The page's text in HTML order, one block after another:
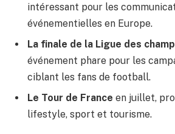
intéressant pour les
événementielles en Europe.
La finale de la Ligue des
événement phare pour les
ciblant les fans de football.
Le Tour de France en juillet,
lifestyle, sport et tourisme.